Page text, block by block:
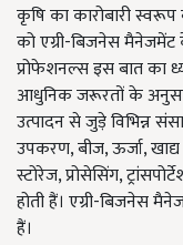
कृषि का कारोबारी
को एग्री-बिजनेस मैनेजमेंट
प्रोफेशनल्स इस बात का
आधुनिक जरूरतों के
उत्पादन से जुड़े विभिन्न
उपकरण, बीज, ऊर्जा,
स्टोरेज, प्रोसेसिंग,
होती हैं। एग्री-बिजनेस
हैं।